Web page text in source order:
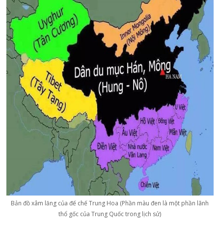
Bản đồ xâm lăng của đế chế Trung Hoa (Phần màu đen là một phần lãnh
thổ gốc của Trung Quốc trong lịch sử)